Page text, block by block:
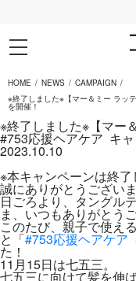
【数
HOME NEWS
CAMPAIGN
※終了しました※【マー＆ミー ラッ
を開催！
※終了しました※【マー
#753応援ヘアケア キャ
2023.10.10
※本キャンペーンは終了
誠にありがとうござい
日ごろより、タングル
ま、いつもありがとう
このたび、親子で使え
と「#753応援ヘアケア
た！
11月15日は七五三。
七五三に向けて髪を伸